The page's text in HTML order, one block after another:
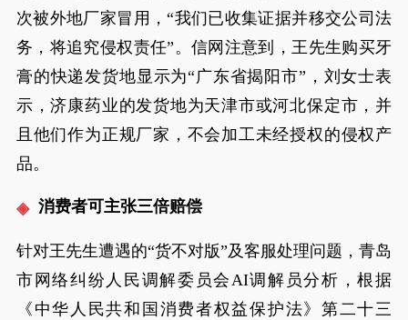
次被外地厂家冒用，“我们已收集证据并移交公司法
务，将追究侵权责任”。信网注意到，王先生购买牙
膏的快递发货地显示为“广东省揭阳市”，刘女士表
示，济康药业的发货地为天津市或河北保定市，并
且他们作为正规厂家，不会加工未经授权的侵权产
品。
消费者可主张三倍赔偿
针对王先生遭遇的“货不对版”及客服处理问题，青岛
市网络纠纷人民调解委员会AI调解员分析，根据
《中华人民共和国消费者权益保护法》第二十三